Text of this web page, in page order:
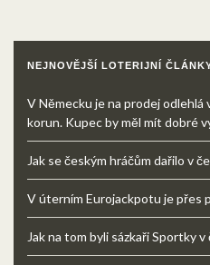
NEJNOVĚJŠÍ LOTERIJNÍ
V Německu je na prodej odlehlá
korun. Kupec by měl mít dobré
Jak se českým hráčům dařilo v
V úterním Eurojackpotu je přes
Jak na tom byli sázkaři Sportky v